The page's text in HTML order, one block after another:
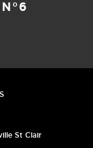
St Clair